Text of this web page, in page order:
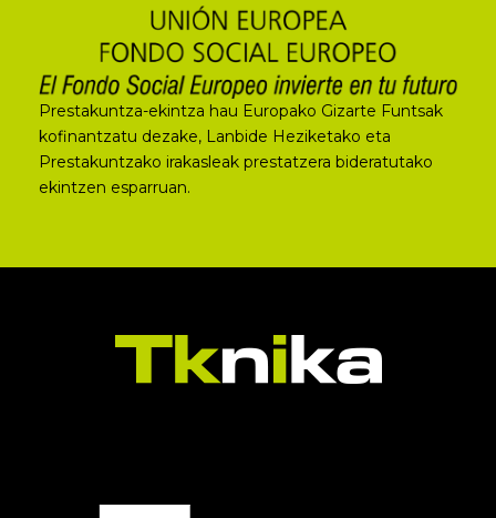
Prestakuntza-ekintza hau Europako Gizarte Funtsak
kofinantzatu dezake, Lanbide Heziketako eta
Prestakuntzako irakasleak prestatzera bideratutako
ekintzen esparruan.